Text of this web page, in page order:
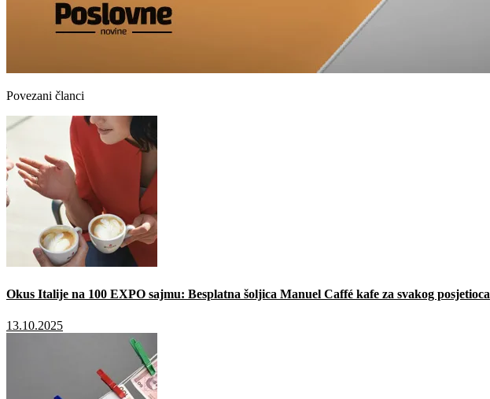
Povezani članci
Okus Italije na 100 EXPO sajmu: Besplatna šoljica Manuel Caffé kafe za svakog posjetioca
13.10.2025